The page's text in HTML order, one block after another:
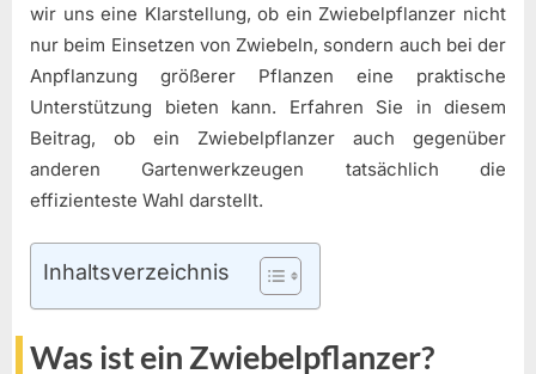
wir uns eine Klarstellung, ob ein Zwiebelpflanzer nicht
nur beim Einsetzen von Zwiebeln, sondern auch bei der
Anpflanzung größerer Pflanzen eine praktische
Unterstützung bieten kann. Erfahren Sie in diesem
Beitrag, ob ein Zwiebelpflanzer auch gegenüber
anderen Gartenwerkzeugen tatsächlich die
effizienteste Wahl darstellt.
Inhaltsverzeichnis
Was ist ein Zwiebelpflanzer?